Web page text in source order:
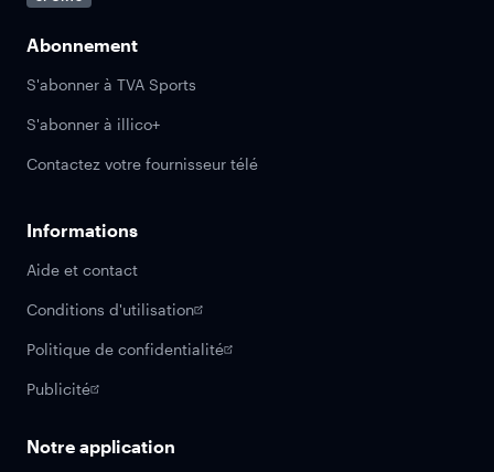
Abonnement
S'abonner à TVA Sports
S'abonner à illico+
Contactez votre fournisseur télé
Informations
Aide et contact
Conditions d'utilisation
Politique de confidentialité
Publicité
Notre application